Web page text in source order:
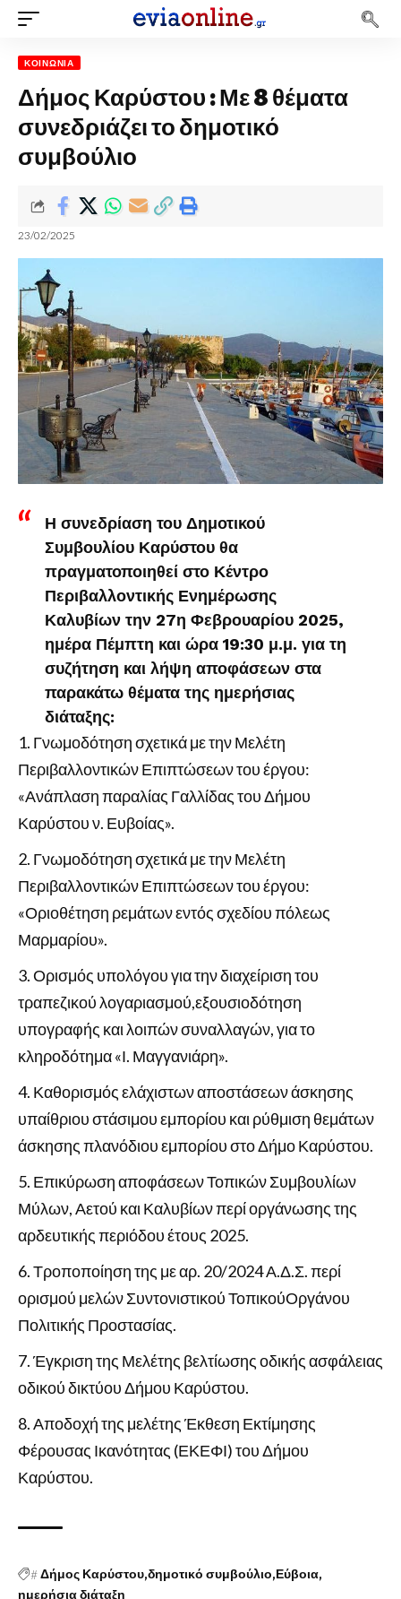
ΚΟΙΝΩΝΊΑ
Δήμος Καρύστου : Με 8 θέματα
συνεδριάζει το δημοτικό
συμβούλιο
23/02/2025
Η συνεδρίαση του Δημοτικού
Συμβουλίου Καρύστου θα
πραγματοποιηθεί στο Κέντρο
Περιβαλλοντικής Ενημέρωσης
Καλυβίων την 27η Φεβρουαρίου 2025,
ημέρα Πέμπτη και ώρα 19:30 μ.μ. για τη
συζήτηση και λήψη αποφάσεων στα
παρακάτω θέματα της ημερήσιας
διάταξης:
Γνωμοδότηση σχετικά με την Μελέτη
Περιβαλλοντικών Επιπτώσεων του έργου:
«Ανάπλαση παραλίας Γαλλίδας του Δήμου
Καρύστου ν. Ευβοίας».
Γνωμοδότηση σχετικά με την Μελέτη
Περιβαλλοντικών Επιπτώσεων του έργου:
«Οριοθέτηση ρεμάτων εντός σχεδίου πόλεως
Μαρμαρίου».
Ορισμός υπολόγου για την διαχείριση του
τραπεζικού λογαριασμού,εξουσιοδότηση
υπογραφής και λοιπών συναλλαγών, για το
κληροδότημα «Ι. Μαγγανιάρη».
Καθορισμός ελάχιστων αποστάσεων άσκησης
υπαίθριου στάσιμου εμπορίου και ρύθμιση θεμάτων
άσκησης πλανόδιου εμπορίου στο Δήμο Καρύστου.
Επικύρωση αποφάσεων Τοπικών Συμβουλίων
Μύλων, Αετού και Καλυβίων περί οργάνωσης της
αρδευτικής περιόδου έτους 2025.
Τροποποίηση της με αρ. 20/2024 Α.Δ.Σ. περί
ορισμού μελών Συντονιστικού ΤοπικούΟργάνου
Πολιτικής Προστασίας.
Έγκριση της Μελέτης βελτίωσης οδικής ασφάλειας
οδικού δικτύου Δήμου Καρύστου.
Αποδοχή της μελέτης Έκθεση Εκτίμησης
Φέρουσας Ικανότητας (ΕΚΕΦΙ) του Δήμου
Καρύστου.
#Δήμος Καρύστου δημοτικό συμβούλιο Εύβοια
ημερήσια διάταξη